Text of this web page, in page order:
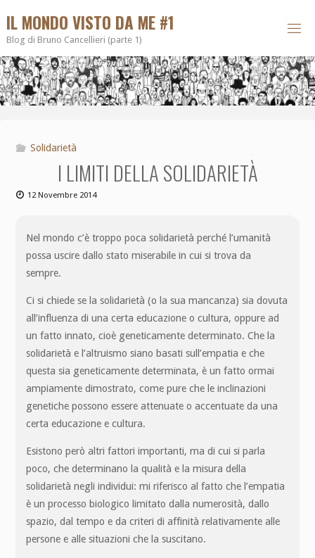
IL MONDO VISTO DA ME #1
Blog di Bruno Cancellieri (parte 1)
Solidarietà
I LIMITI DELLA SOLIDARIETÀ
12 Novembre 2014
Nel mondo c’è troppo poca solidarietà perché l’umanità
possa uscire dallo stato miserabile in cui si trova da
sempre.
Ci si chiede se la solidarietà (o la sua mancanza) sia dovuta
all’influenza di una certa educazione o cultura, oppure ad
un fatto innato, cioè geneticamente determinato. Che la
solidarietà e l’altruismo siano basati sull’empatia e che
questa sia geneticamente determinata, è un fatto ormai
ampiamente dimostrato, come pure che le inclinazioni
genetiche possono essere attenuate o accentuate da una
certa educazione e cultura.
Esistono però altri fattori importanti, ma di cui si parla
poco, che determinano la qualità e la misura della
solidarietà negli individui: mi riferisco al fatto che l’empatia
è un processo biologico limitato dalla numerosità, dallo
spazio, dal tempo e da criteri di affinità relativamente alle
persone e alle situazioni che la suscitano.